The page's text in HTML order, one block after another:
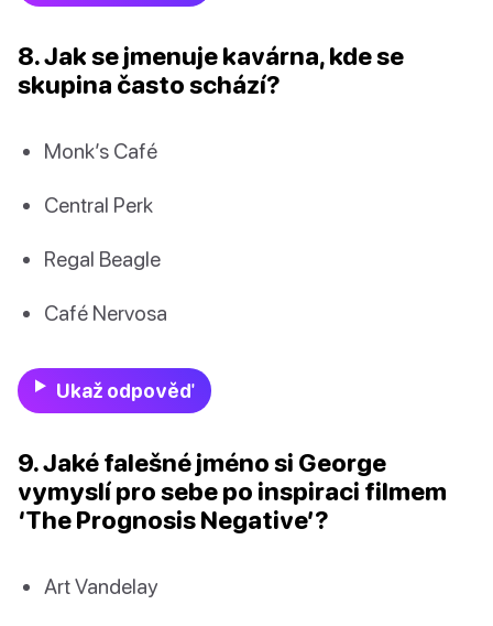
8. Jak se jmenuje kavárna, kde se
skupina často schází?
Monk’s Café
Central Perk
Regal Beagle
Café Nervosa
Ukaž odpověď
9. Jaké falešné jméno si George
vymyslí pro sebe po inspiraci filmem
‘The Prognosis Negative’?
Art Vandelay